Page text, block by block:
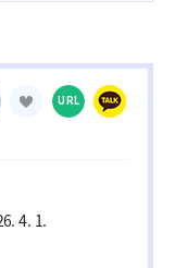
URL
4. 1.